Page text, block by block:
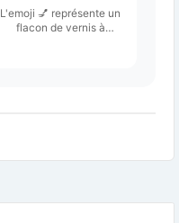
L'emoji 💅 représente un
flacon de vernis à